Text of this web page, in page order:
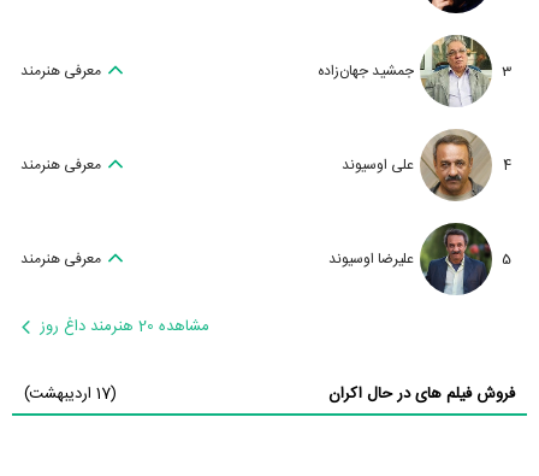
3 جمشید جهان‌زاده معرفی هنرمند
4 علی اوسیوند معرفی هنرمند
5 علیرضا اوسیوند معرفی هنرمند
مشاهده 20 هنرمند داغ روز
فروش فیلم های در حال اکران (17 اردیبهشت)